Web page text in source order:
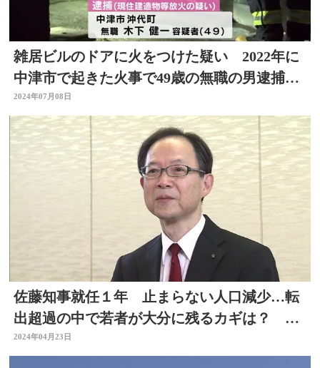
雑居ビルのドアに火をつけた疑い 2022年に
中津市で起きた火事で49歳の無職の男逮捕
大分
2024年07月08日
佐藤知事就任１年 止まらない人口減少…転
出超過の中で若者が大分に残るカギは？ 大
分
2024年04月23日